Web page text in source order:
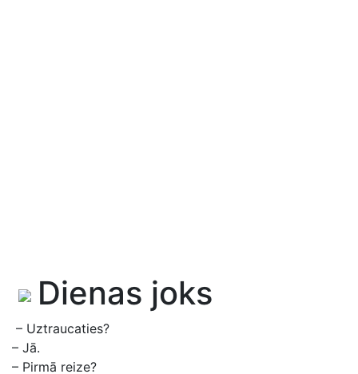
Dienas joks
– Uztraucaties?
– Jā.
– Pirmā reize?